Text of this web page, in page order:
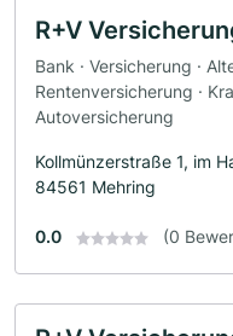
R+V
Bank · Versicherung ·
Rentenversicherung ·
Autoversicherung
Kollmünzerstraße 1, im
84561 Mehring
0.0 (0